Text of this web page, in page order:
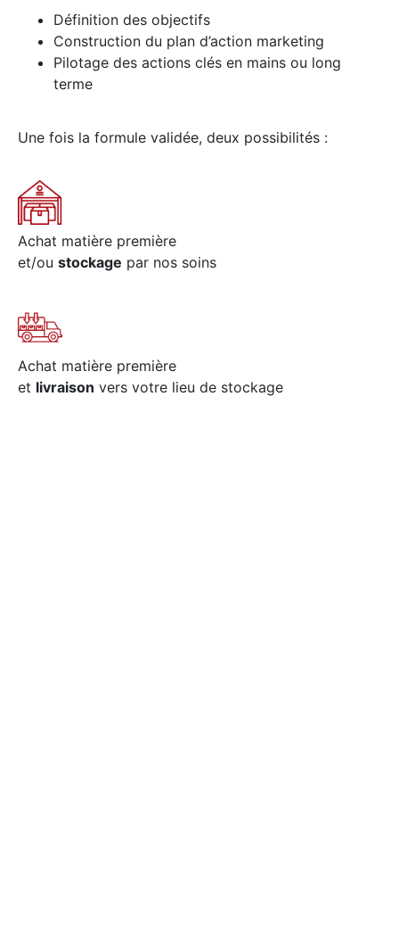
Définition des objectifs
Construction du plan d’action marketing
Pilotage des actions clés en mains ou long
terme
Une fois la formule validée, deux possibilités :
Achat matière première
et/ou stockage par nos soins
Achat matière première
et livraison vers votre lieu de stockage